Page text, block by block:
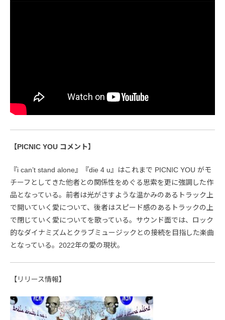
【PICNIC YOU コメント】
『i can’t stand alone』『die 4 u』はこれまで PICNIC YOU がモ
チーフとしてきた他者との関係性をめぐる思索を更に強調した作
品となっている。前者は光がさすような温かみのあるトラック上
で開いていく愛について、後者はスピード感のあるトラックの上
で閉じていく愛についてを歌っている。サウンド面では、ロック
的なダイナミズムとクラブミュージックとの接続を目指した楽曲
となっている。2022年の愛の現状。
【リリース情報】